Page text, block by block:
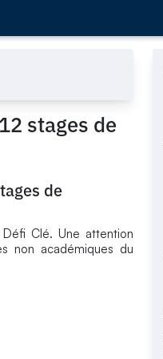
stages de
de
Clé. Une attention
non académiques du